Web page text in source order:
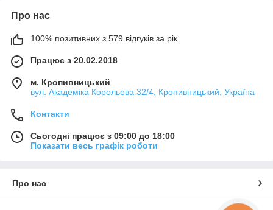
Про нас
100% позитивних з 579 відгуків за рік
Працює з 20.02.2018
м. Кропивницький
вул. Академіка Корольова 32/4, Кропивницький, Україна
Контакти
Сьогодні працює з 09:00 до 18:00
Показати весь графік роботи
Про нас